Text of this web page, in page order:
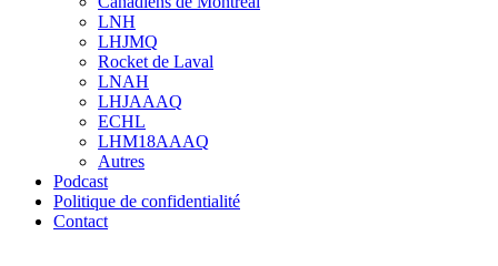
sub
menu
LNH
LHJMQ
Rocket de Laval
LNAH
LHJAAAQ
ECHL
LHM18AAAQ
Autres
Podcast
Politique de confidentialité
Contact